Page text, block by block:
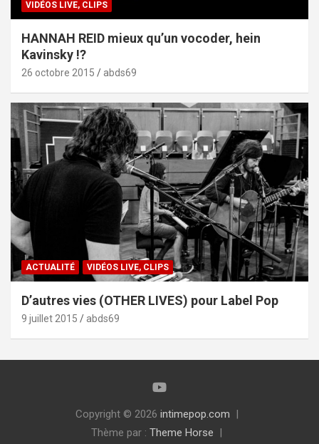
VIDÉOS LIVE, CLIPS
HANNAH REID mieux qu’un vocoder, hein
Kavinsky !?
26 octobre 2015 abds69
ACTUALITÉ VIDÉOS LIVE, CLIPS
D’autres vies (OTHER LIVES) pour Label Pop
9 juillet 2015 abds69
Copyright © 2026 intimepop.com
Thème par : Theme Horse